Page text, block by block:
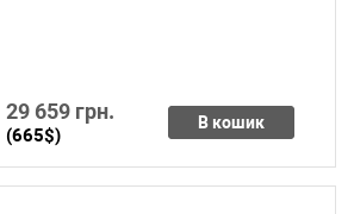
29 659 грн.
(665$)
В кошик